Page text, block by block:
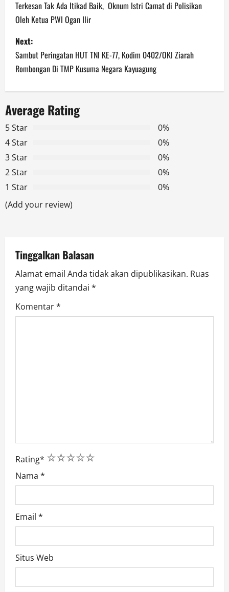
o
s
t
n
a
v
i
g
a
t
o
n
Terkesan Tak Ada Itikad Baik, Oknum Istri Camat di Polisikan
Oleh Ketua PWI Ogan Ilir
Next:
Sambut Peringatan HUT TNI KE-77, Kodim 0402/OKI Ziarah
Rombongan Di TMP Kusuma Negara Kayuagung
Average Rating
5 Star
0%
4 Star
0%
3 Star
0%
2 Star
0%
1 Star
0%
(Add your review)
Tinggalkan Balasan
Alamat email Anda tidak akan dipublikasikan. Ruas
yang wajib ditandai *
Komentar*
Rating* 5
4
3
2
1
Nama *
Email *
Situs Web